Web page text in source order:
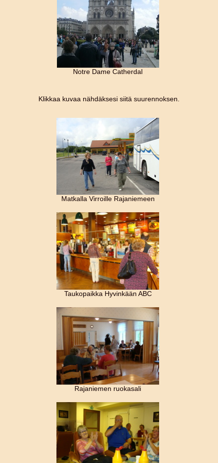
Notre Dame Catherdal
Klikkaa kuvaa nähdäksesi siitä suurennoksen.
Matkalla Virroille Rajaniemeen
Taukopaikka Hyvinkään ABC
Rajaniemen ruokasali